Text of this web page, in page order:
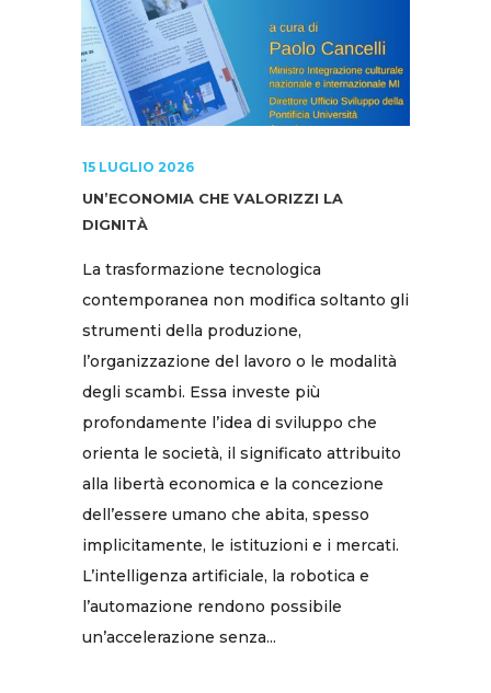
15 LUGLIO 2026
UN’ECONOMIA CHE VALORIZZI LA
DIGNITÀ
La trasformazione tecnologica
contemporanea non modifica soltanto gli
strumenti della produzione,
l’organizzazione del lavoro o le modalità
degli scambi. Essa investe più
profondamente l’idea di sviluppo che
orienta le società, il significato attribuito
alla libertà economica e la concezione
dell’essere umano che abita, spesso
implicitamente, le istituzioni e i mercati.
L’intelligenza artificiale, la robotica e
l’automazione rendono possibile
un’accelerazione senza...